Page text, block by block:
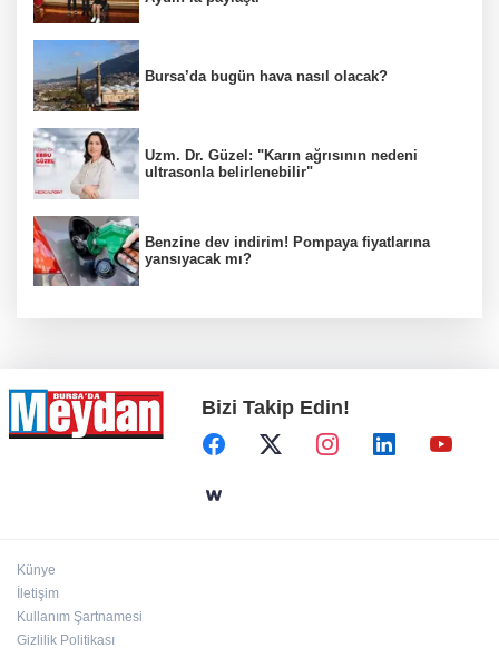
Bursa’da bugün hava nasıl olacak?
Uzm. Dr. Güzel: "Karın ağrısının nedeni
ultrasonla belirlenebilir"
Benzine dev indirim! Pompaya fiyatlarına
yansıyacak mı?
Bizi Takip Edin!
Künye
İletişim
Kullanım Şartnamesi
Gizlilik Politikası